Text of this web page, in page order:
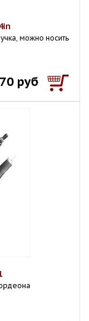
можно носить
руб